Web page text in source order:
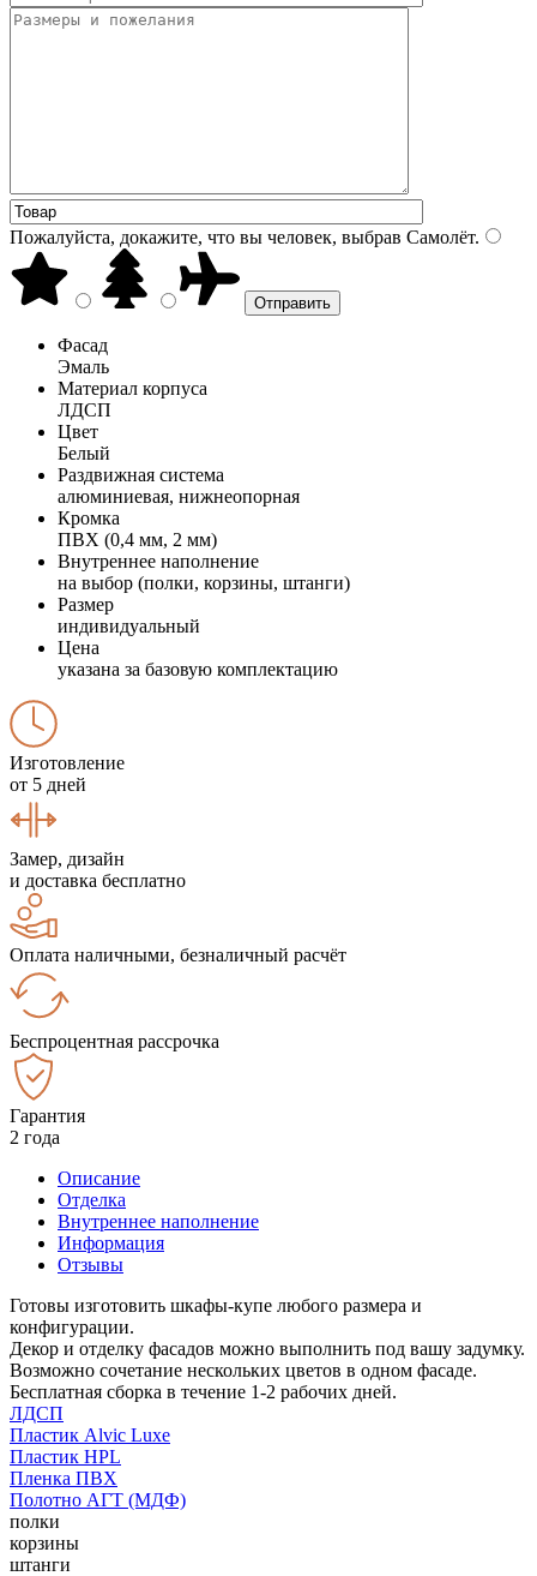
Пожалуйста, докажите, что вы человек, выбрав Самолёт.
Фасад
Эмаль
Материал корпуса
ЛДСП
Цвет
Белый
Раздвижная система
алюминиевая, нижнеопорная
Кромка
ПВХ (0,4 мм, 2 мм)
Внутреннее наполнение
на выбор (полки, корзины, штанги)
Размер
индивидуальный
Цена
указана за базовую комплектацию
Изготовление
от 5 дней
Замер, дизайн
и доставка бесплатно
Оплата наличными, безналичный расчёт
Беспроцентная рассрочка
Гарантия
2 года
Описание
Отделка
Внутреннее наполнение
Информация
Отзывы
Готовы изготовить шкафы-купе любого размера и
конфигурации.
Декор и отделку фасадов можно выполнить под вашу задумку.
Возможно сочетание нескольких цветов в одном фасаде.
Бесплатная сборка в течение 1-2 рабочих дней.
ЛДСП
Пластик Alvic Luxe
Пластик HPL
Пленка ПВХ
Полотно АГТ (МДФ)
полки
корзины
штанги